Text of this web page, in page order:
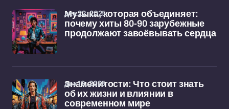
Музыка, которая объединяет:
почему хиты 80-90 зарубежные
продолжают завоёвывать сердца
дек 22, 2025
Знаменитости: Что стоит знать
об их жизни и влиянии в
современном мире
дек 19, 2025